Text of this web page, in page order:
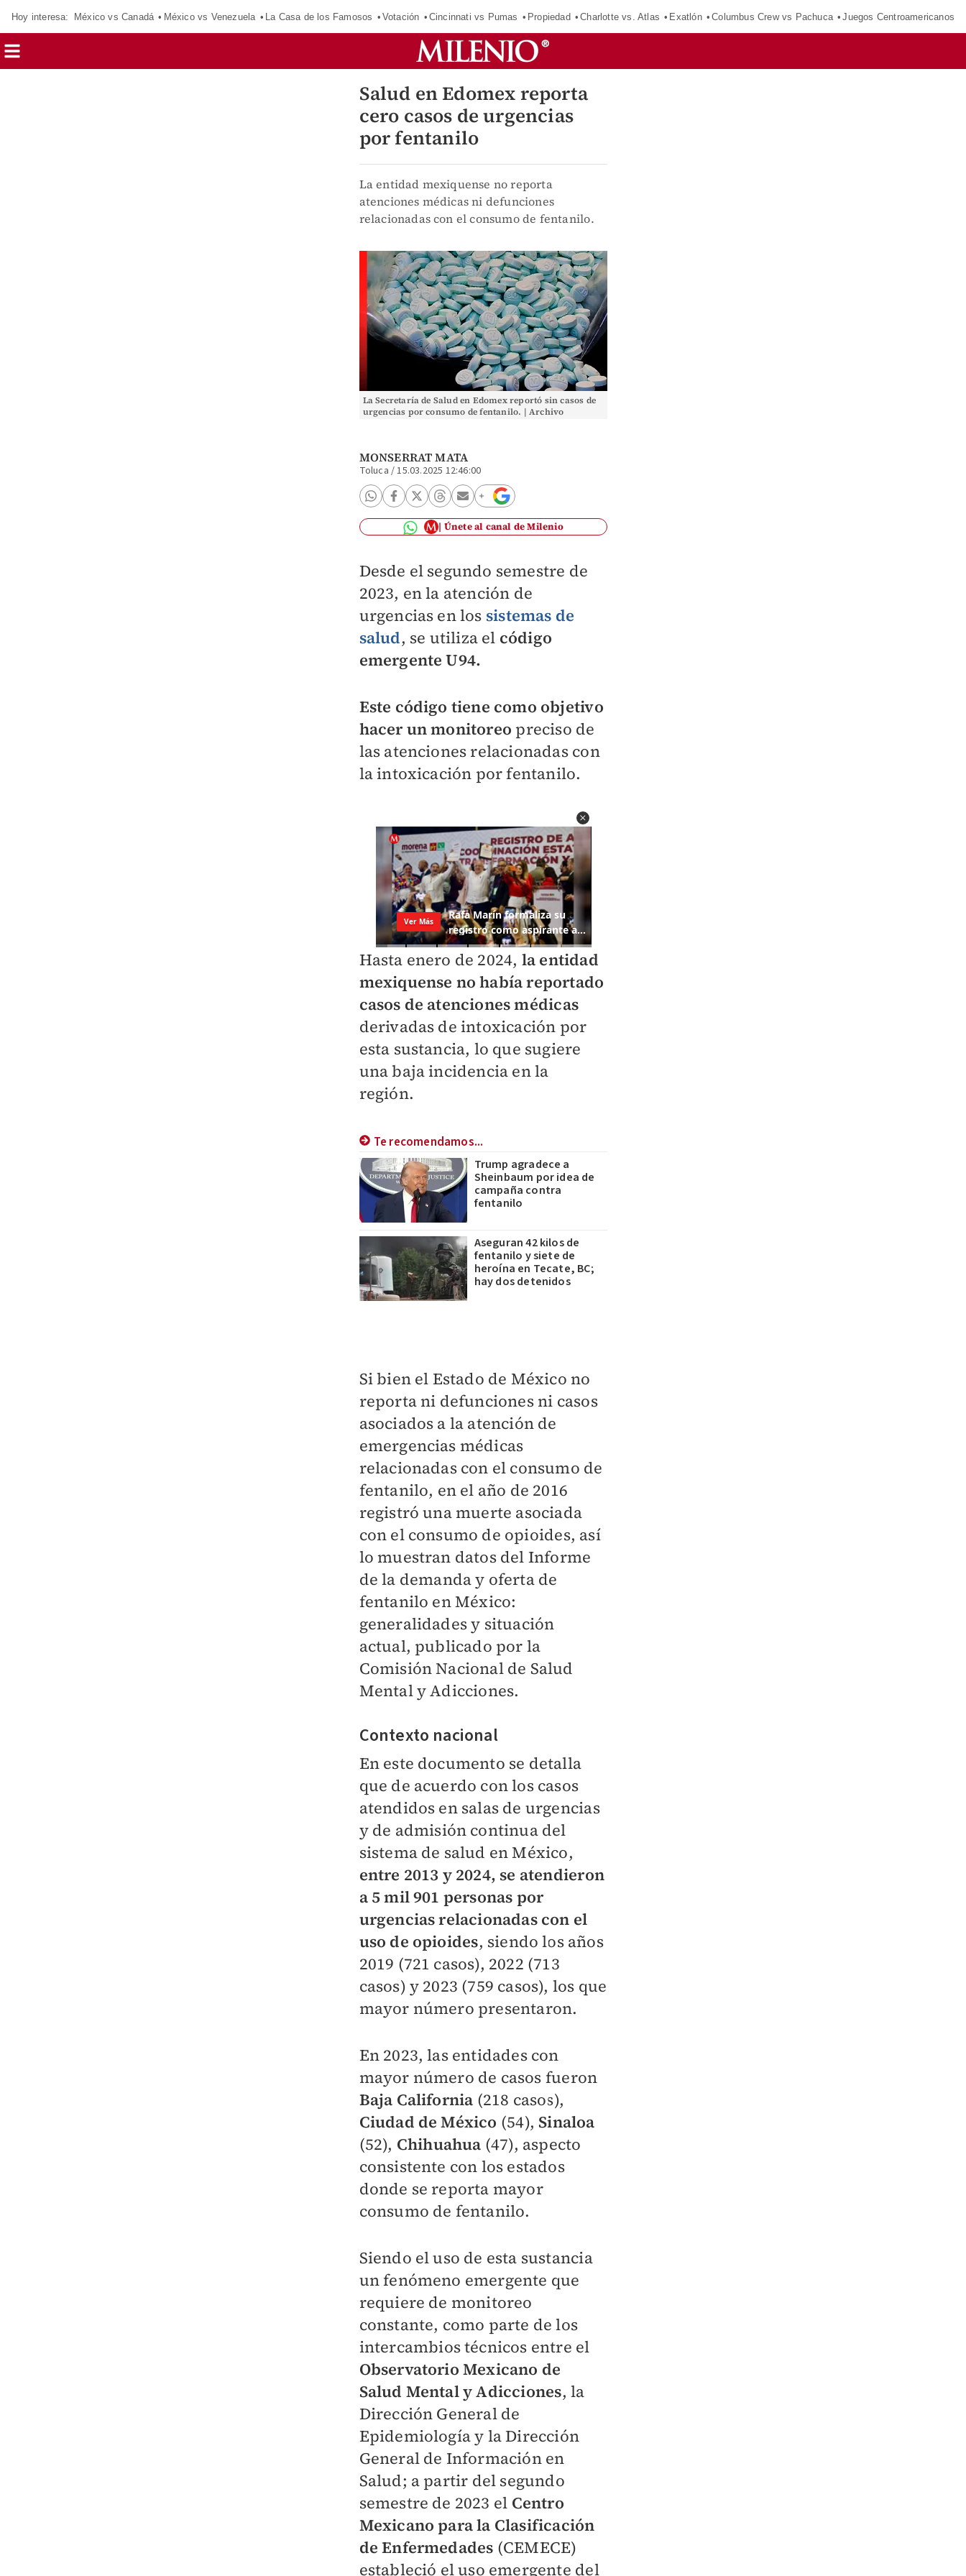
Hoy interesa: México vs Canadá México vs Venezuela La Casa de los Famosos Votación Cincinnati vs Pumas Propiedad Charlotte vs. Atlas Exatlón Columbus Crew vs Pachuca Juegos Centroamericanos
Salud en Edomex reporta
cero casos de urgencias
por fentanilo
La entidad mexiquense no reporta
atenciones médicas ni defunciones
relacionadas con el consumo de fentanilo.
La Secretaría de Salud en Edomex reportó sin casos de
urgencias por consumo de fentanilo. | Archivo
MONSERRAT MATA
Toluca /15.03.2025 12:46:00
Únete al canal de Milenio
Desde el segundo semestre de
2023, en la atención de
urgencias en los sistemas de
salud, se utiliza el código
emergente U94.
Este código tiene como objetivo
hacer un monitoreo preciso de
las atenciones relacionadas con
la intoxicación por fentanilo.
Hasta enero de 2024, la entidad
mexiquense no había reportado
casos de atenciones médicas
derivadas de intoxicación por
esta sustancia, lo que sugiere
una baja incidencia en la
región.
Te recomendamos...
Trump agradece a
Sheinbaum por idea de
campaña contra
fentanilo
Aseguran 42 kilos de
fentanilo y siete de
heroína en Tecate, BC;
hay dos detenidos
Si bien el Estado de México no
reporta ni defunciones ni casos
asociados a la atención de
emergencias médicas
relacionadas con el consumo de
fentanilo, en el año de 2016
registró una muerte asociada
con el consumo de opioides, así
lo muestran datos del Informe
de la demanda y oferta de
fentanilo en México:
generalidades y situación
actual, publicado por la
Comisión Nacional de Salud
Mental y Adicciones.
Contexto nacional
En este documento se detalla
que de acuerdo con los casos
atendidos en salas de urgencias
y de admisión continua del
sistema de salud en México,
entre 2013 y 2024, se atendieron
a 5 mil 901 personas por
urgencias relacionadas con el
uso de opioides, siendo los años
2019 (721 casos), 2022 (713
casos) y 2023 (759 casos), los que
mayor número presentaron.
En 2023, las entidades con
mayor número de casos fueron
Baja California (218 casos),
Ciudad de México (54), Sinaloa
(52), Chihuahua (47), aspecto
consistente con los estados
donde se reporta mayor
consumo de fentanilo.
Siendo el uso de esta sustancia
un fenómeno emergente que
requiere de monitoreo
constante, como parte de los
intercambios técnicos entre el
Observatorio Mexicano de
Salud Mental y Adicciones, la
Dirección General de
Epidemiología y la Dirección
General de Información en
Salud; a partir del segundo
semestre de 2023 el Centro
Mexicano para la Clasificación
de Enfermedades (CEMECE)
estableció el uso emergente del